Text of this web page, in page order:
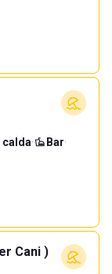
calda· Bar·
Cani )